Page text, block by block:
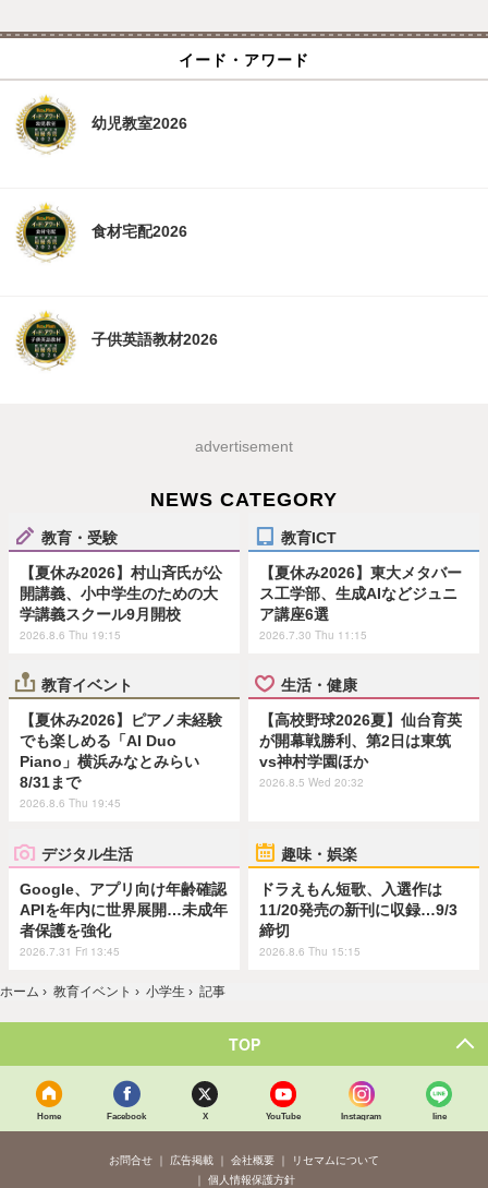
イード・アワード
幼児教室2026
食材宅配2026
子供英語教材2026
advertisement
NEWS CATEGORY
教育・受験
【夏休み2026】村山斉氏が公
開講義、小中学生のための大
学講義スクール9月開校
2026.8.6 Thu 19:15
教育ICT
【夏休み2026】東大メタバー
ス工学部、生成AIなどジュニ
ア講座6選
2026.7.30 Thu 11:15
教育イベント
【夏休み2026】ピアノ未経験
でも楽しめる「AI Duo
Piano」横浜みなとみらい
8/31まで
2026.8.6 Thu 19:45
生活・健康
【高校野球2026夏】仙台育英
が開幕戦勝利、第2日は東筑
vs神村学園ほか
2026.8.5 Wed 20:32
デジタル生活
Google、アプリ向け年齢確認
APIを年内に世界展開…未成年
者保護を強化
2026.7.31 Fri 13:45
趣味・娯楽
ドラえもん短歌、入選作は
11/20発売の新刊に収録…9/3
締切
2026.8.6 Thu 15:15
ホーム › 教育イベント › 小学生 › 記事
TOP
Home Facebook X YouTube Instagram line
お問合せ 広告掲載 会社概要
リセマムについて
個人情報保護方針